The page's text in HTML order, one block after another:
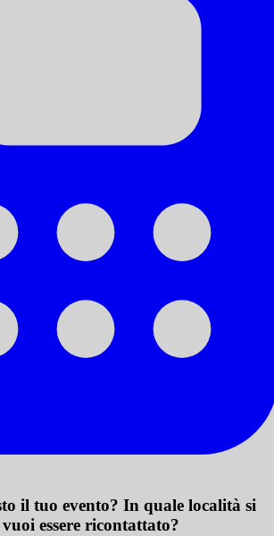
il tuo evento? In quale località si
essere ricontattato?